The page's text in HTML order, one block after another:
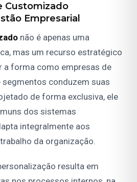
Customizado
Empresarial
não é apenas uma
mas um recurso estratégico
a forma como empresas de
conduzem suas
de forma exclusiva, ele
dos sistemas
integralmente aos
da organização.
resulta em